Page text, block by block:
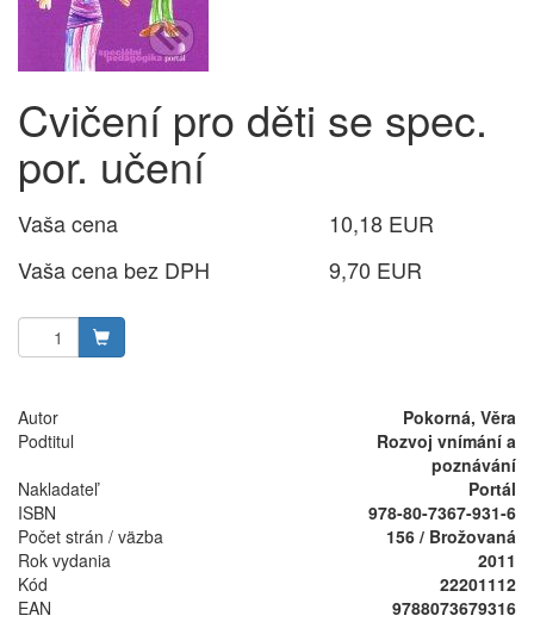
Cvičení pro děti se spec.
por. učení
Vaša cena
10,18 EUR
Vaša cena bez DPH
9,70 EUR
Autor
Pokorná, Věra
Podtitul
Rozvoj vnímání a
poznávání
Nakladateľ
Portál
ISBN
978-80-7367-931-6
Počet strán / väzba
156 / Brožovaná
Rok vydania
2011
Kód
22201112
EAN
9788073679316